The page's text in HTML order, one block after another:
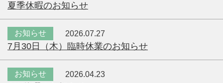
夏季休暇のお知らせ
お知らせ 2026.07.27
7月30日（木）臨時休業のお知らせ
お知らせ 2026.04.23